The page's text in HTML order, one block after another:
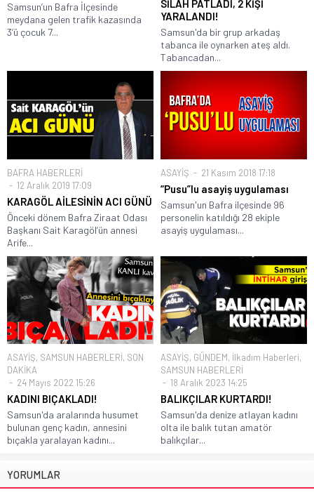
Samsun’un Bafra İlçesinde
meydana gelen trafik kazasında
3’ü çocuk 7...
SİLAH PATLADI, 2 KİŞİ
YARALANDI!
Samsun'da bir grup arkadaş
tabanca ile oynarken ateş aldı.
Tabancadan...
BAFRA HABERLERİ
12 Aralık 2019 17:09
KARAGÖL AİLESİNİN ACI GÜNÜ
Önceki dönem Bafra Ziraat Odası
Başkanı Sait Karagöl’ün annesi
Arife...
ASAYİŞ 21 Kasım 2018 17:18
“Pusu”lu asayiş uygulaması
Samsun'un Bafra ilçesinde 96
personelin katıldığı 28 ekiple
asayiş uygulaması...
ASAYİŞ, SAMSUN HABERLERİ, SON
DAKİKA
24 Mayıs 2022 15:26
KADINI BIÇAKLADI!
Samsun'da aralarında husumet
bulunan genç kadın, annesini
bıçakla yaralayan kadını...
ASAYİŞ, GÜNDEM, İlkadım Haberleri,
SAMSUN HABERLERİ
18 Aralık 2023 14:25
BALIKÇILAR KURTARDI!
Samsun'da denize atlayan kadını
olta ile balık tutan amatör
balıkçılar...
YORUMLAR